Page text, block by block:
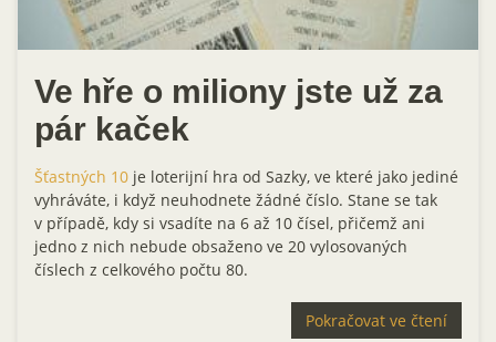
Ve hře o miliony jste už za
pár kaček
Šťastných 10 je loterijní hra od Sazky, ve které jako jediné
vyhráváte, i když neuhodnete žádné číslo. Stane se tak
v případě, kdy si vsadíte na 6 až 10 čísel, přičemž ani
jedno z nich nebude obsaženo ve 20 vylosovaných
číslech z celkového počtu 80.
Pokračovat ve čtení